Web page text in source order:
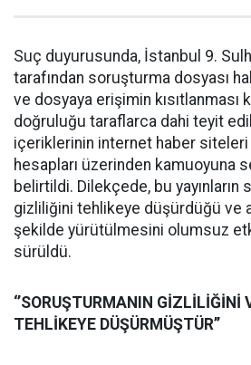
Suç duyurusunda, İstanbul 9.
tarafından soruşturma dosyası
ve dosyaya erişimin kısıtlanması
doğruluğu taraflarca dahi teyit
içeriklerinin internet haber
hesapları üzerinden kamuoyuna
belirtildi. Dilekçede, bu yayınların
gizliliğini tehlikeye düşürdüğü ve
şekilde yürütülmesini olumsuz
sürüldü.
‘’SORUŞTURMANIN GİZLİLİĞİNİ
TEHLİKEYE DÜŞÜRMÜŞTÜR’’